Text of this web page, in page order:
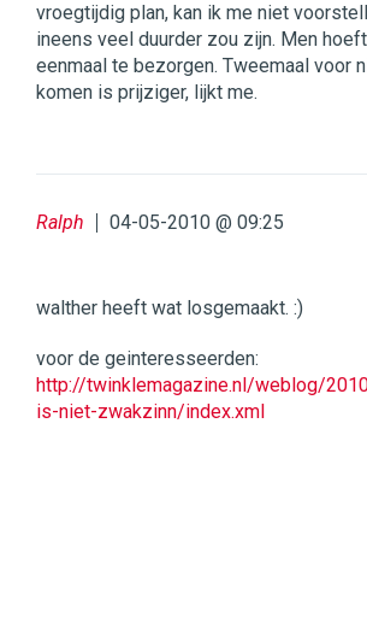
vroegtijdig plan, kan ik me niet
ineens veel duurder zou zijn. Men
eenmaal te bezorgen. Tweemaal voor
komen is prijziger, lijkt me.
Ralph 04-05-2010 @ 09:25
walther heeft wat losgemaakt. :)
voor de geinteresseerden:
http://twinklemagazine.nl/weblog/
is-niet-zwakzinn/index.xml